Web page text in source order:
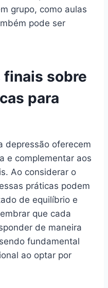
grupo, como aulas
pode ser
finais sobre
para
depressão oferecem
e complementar aos
Ao considerar o
práticas podem
de equilíbrio e
que cada
de maneira
fundamental
ao optar por